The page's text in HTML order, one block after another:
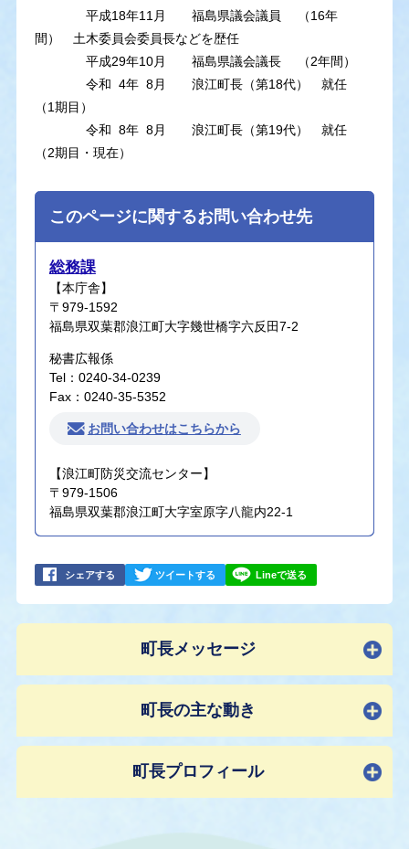
平成18年11月 福島県議会議員 （16年
間） 土木委員会委員長などを歴任
平成29年10月 福島県議会議長 （2年間）
令和 4年 8月 浪江町長（第18代） 就任
（1期目）
令和 8年 8月 浪江町長（第19代） 就任
（2期目・現在）
このページに関するお問い合わせ先
総務課
【本庁舎】
〒979-1592
福島県双葉郡浪江町大字幾世橋字六反田7-2
秘書広報係
Tel：0240-34-0239
Fax：0240-35-5352
お問い合わせはこちらから
【浪江町防災交流センター】
〒979-1506
福島県双葉郡浪江町大字室原字八龍内22-1
シェアする ツイートする Lineで送る
町長メッセージ
町長の主な動き
町長プロフィール